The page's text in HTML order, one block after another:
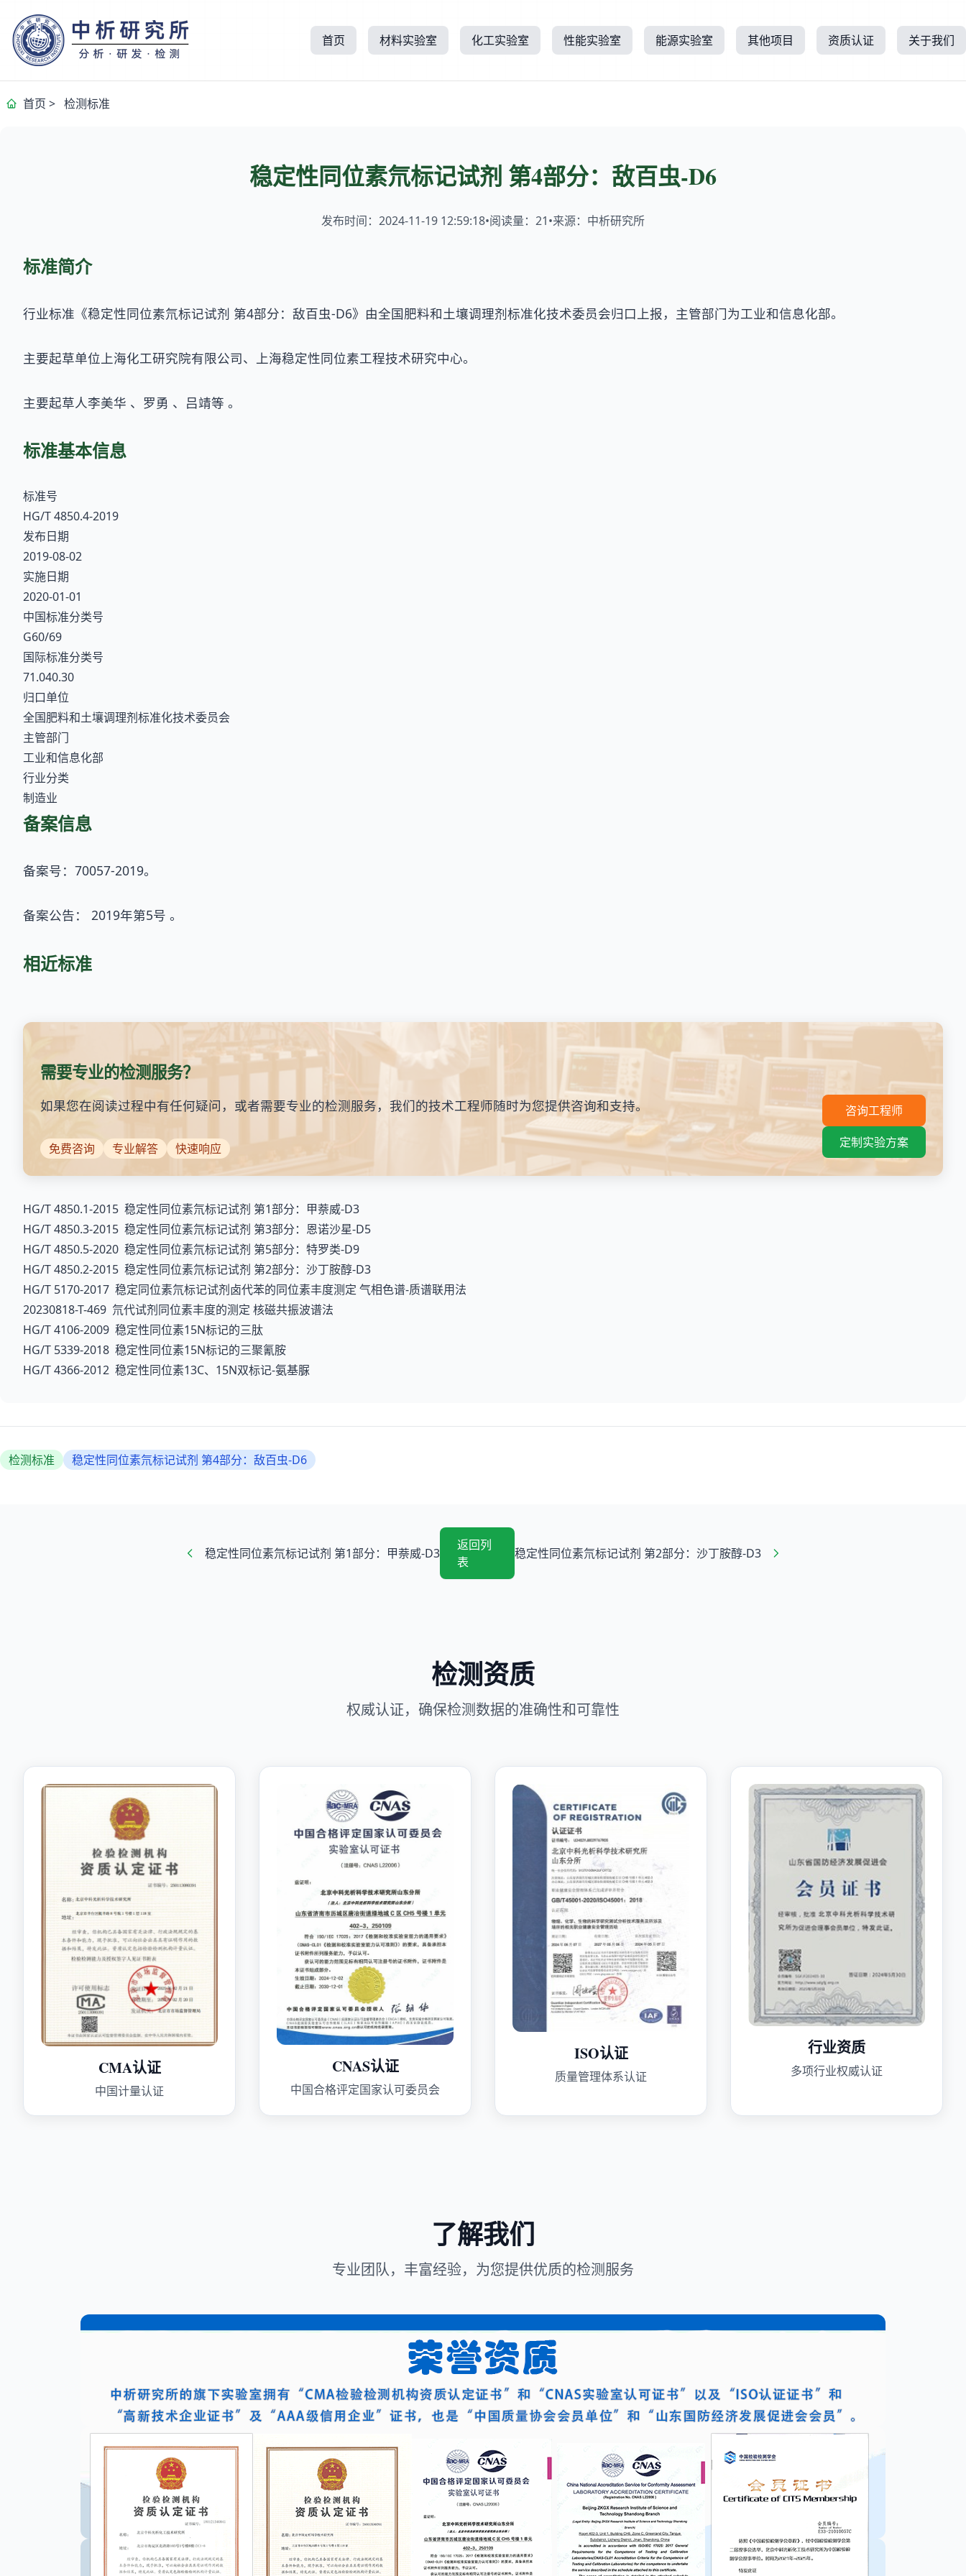
首页 材料实验室 化工实验室 性能实验室 能源实验室 其他项目 资质认证 关于我们
首页 > 检测标准
稳定性同位素氘标记试剂 第4部分：敌百虫-D6
发布时间：2024-11-19 12:59:18•阅读量： 21•来源：中析研究所
标准简介
行业标准《稳定性同位素氘标记试剂 第4部分：敌百虫-D6》由全国肥料和土壤调理剂标准化技术委员会归口上报，主管部门为工业和信息化部。
主要起草单位上海化工研究院有限公司、上海稳定性同位素工程技术研究中心。
主要起草人李美华 、罗勇 、吕靖等 。
标准基本信息
标准号
HG/T 4850.4-2019
发布日期
2019-08-02
实施日期
2020-01-01
中国标准分类号
G60/69
国际标准分类号
71.040.30
归口单位
全国肥料和土壤调理剂标准化技术委员会
主管部门
工业和信息化部
行业分类
制造业
备案信息
备案号：70057-2019。
备案公告： 2019年第5号 。
相近标准
需要专业的检测服务？
如果您在阅读过程中有任何疑问，或者需要专业的检测服务，我们的技术工程师随时为您提供咨询和支持。
免费咨询 专业解答 快速响应
咨询工程师
定制实验方案
HG/T 4850.1-2015 稳定性同位素氘标记试剂 第1部分：甲萘威-D3
HG/T 4850.3-2015 稳定性同位素氘标记试剂 第3部分：恩诺沙星-D5
HG/T 4850.5-2020 稳定性同位素氘标记试剂 第5部分：特罗类-D9
HG/T 4850.2-2015 稳定性同位素氘标记试剂 第2部分：沙丁胺醇-D3
HG/T 5170-2017 稳定同位素氘标记试剂卤代苯的同位素丰度测定 气相色谱-质谱联用法
20230818-T-469 氘代试剂同位素丰度的测定 核磁共振波谱法
HG/T 4106-2009 稳定性同位素15N标记的三肽
HG/T 5339-2018 稳定性同位素15N标记的三聚氰胺
HG/T 4366-2012 稳定性同位素13C、15N双标记-氨基脲
检测标准 稳定性同位素氘标记试剂 第4部分：敌百虫-D6
稳定性同位素氘标记试剂 第1部分：甲萘威-D3
返回列
表
稳定性同位素氘标记试剂 第2部分：沙丁胺醇-D3
检测资质
权威认证，确保检测数据的准确性和可靠性
CMA认证
中国计量认证
CNAS认证
中国合格评定国家认可委员会
ISO认证
质量管理体系认证
行业资质
多项行业权威认证
了解我们
专业团队，丰富经验，为您提供优质的检测服务